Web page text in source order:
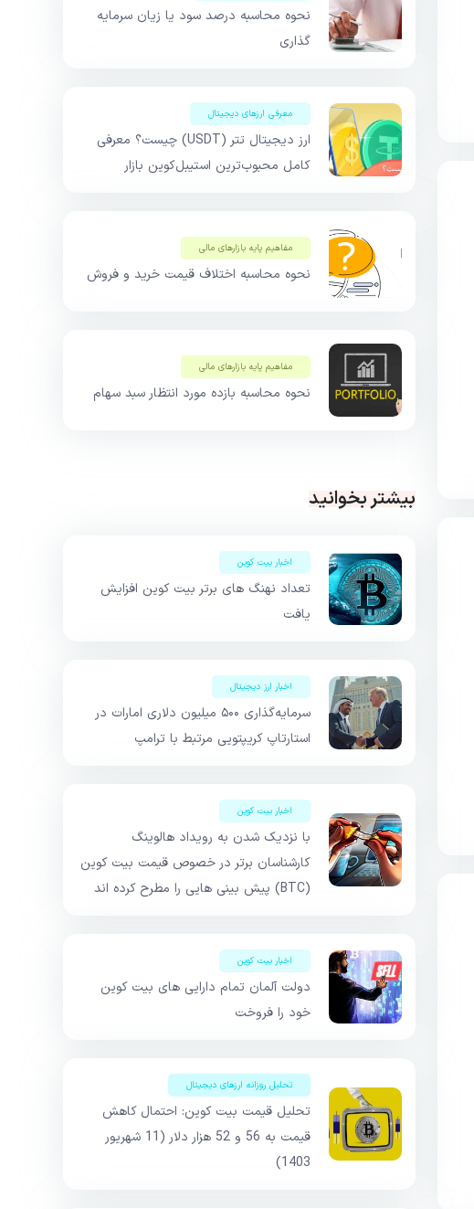
نحوه محاسبه درصد سود یا زیان سرمایه
گذاری
معرفی ارزهای دیجیتال
ارز دیجیتال تتر (USDT) چیست؟ معرفی
کامل محبوب‌ترین استیبل‌کوین بازار
مفاهیم پایه بازار‌های مالی
نحوه محاسبه اختلاف قیمت خرید و فروش
مفاهیم پایه بازار‌های مالی
نحوه محاسبه بازده مورد انتظار سبد سهام
بیشتر بخوانید
اخبار بیت کوین
تعداد نهنگ های برتر بیت کوین افزایش
یافت
اخبار ارز دیجیتال
سرمایه‌گذاری ۵۰۰ میلیون دلاری امارات در
استارتاپ کریپتویی مرتبط با ترامپ
اخبار بیت کوین
با نزدیک شدن به رویداد هالوینگ
کارشناسان برتر در خصوص قیمت بیت کوین
(BTC) پیش بینی هایی را مطرح کرده اند
اخبار بیت کوین
دولت آلمان تمام دارایی های بیت کوین
خود را فروخت
تحلیل روزانه ارزهای دیجیتال
تحلیل قیمت بیت کوین: احتمال کاهش
قیمت به 56 و 52 هزار دلار (11 شهریور
1403)